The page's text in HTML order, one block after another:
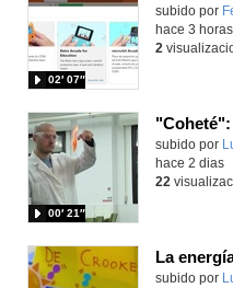
Contenido
subido por
02′ 07″
hace 3 horas
2
Contenido
subido por
00′ 21″
hace 2 dias
22
Contenido
subido por